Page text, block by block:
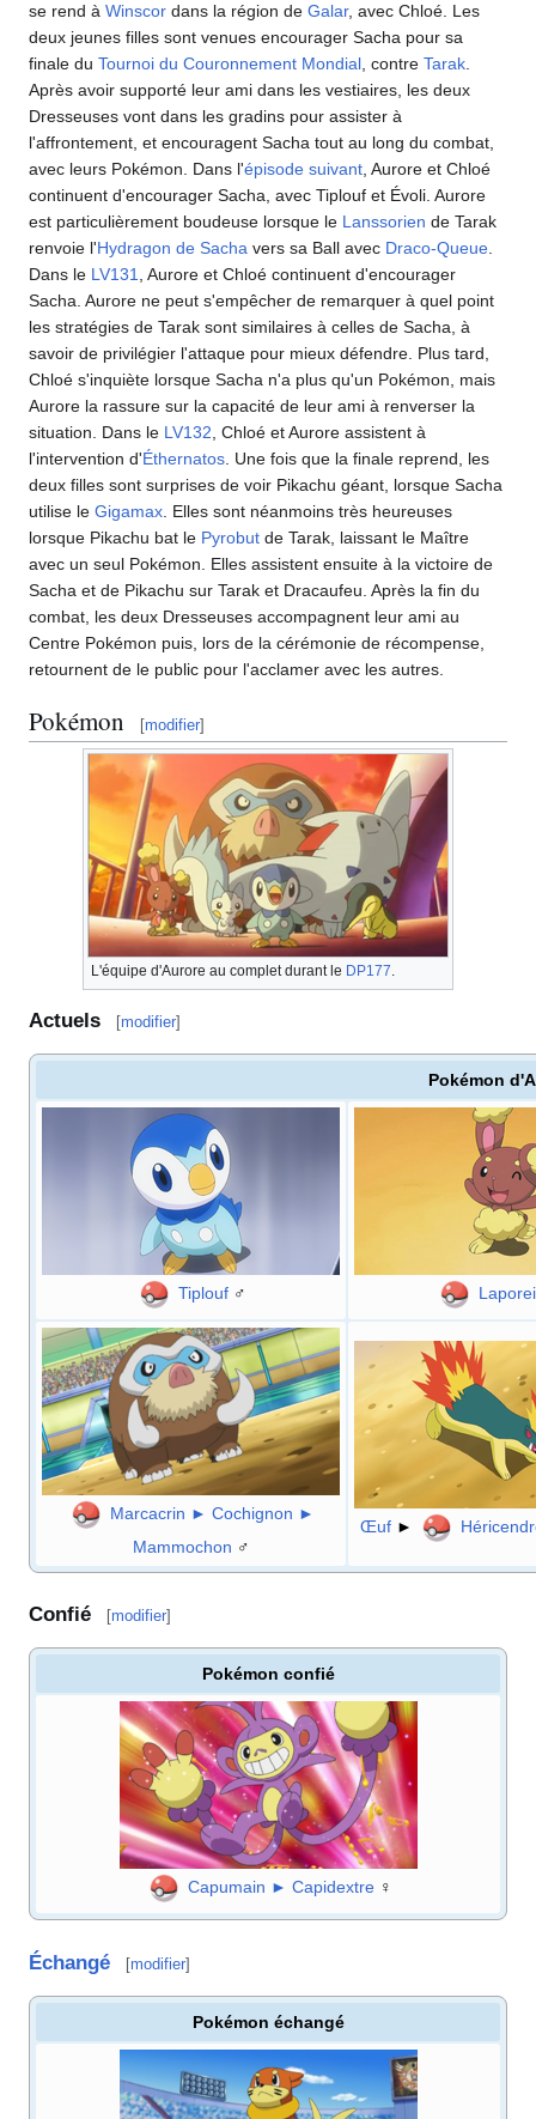
se rend à Winscor dans la région de Galar, avec Chloé. Les
deux jeunes filles sont venues encourager Sacha pour sa
finale du Tournoi du Couronnement Mondial , contre Tarak
Après avoir supporté leur ami dans les vestiaires, les deux
Dresseuses vont dans les gradins pour assister à
l'affrontement, et encouragent Sacha tout au long du combat,
avec leurs Pokémon. Dans l'épisode suivant , Aurore et Chloé
continuent d'encourager Sacha, avec Tiplouf et Évoli. Aurore
est particulièrement boudeuse lorsque le Lanssorien de Tarak
renvoie l'Hydragon de Sacha vers sa Ball avec Draco-Queue
Dans le LV131
, Aurore et Chloé continuent d'encourager
Sacha. Aurore ne peut s'empêcher de remarquer à quel point
les stratégies de Tarak sont similaires à celles de Sacha, à
savoir de privilégier l'attaque pour mieux défendre. Plus tard,
Chloé s'inquiète lorsque Sacha n'a plus qu'un Pokémon, mais
Aurore la rassure sur la capacité de leur ami à renverser la
situation. Dans le LV132 , Chloé et Aurore assistent à
l'intervention d'Éthernatos . Une fois que la finale reprend, les
deux filles sont surprises de voir Pikachu géant, lorsque Sacha
utilise le Gigamax . Elles sont néanmoins très heureuses
lorsque Pikachu bat le Pyrobut de Tarak, laissant le Maître
avec un seul Pokémon. Elles assistent ensuite à la victoire de
Sacha et de Pikachu sur Tarak et Dracaufeu. Après la fin du
combat, les deux Dresseuses accompagnent leur ami au
Centre Pokémon puis, lors de la cérémonie de récompense,
retournent de le public pour l'acclamer avec les autres.
Pokémon [modifier]
L'équipe d'Aurore au complet durant le DP177.
Actuels [modifier]
Pokémon
Tiplouf ♂
Marcacrin ► Cochignon ►
Mammochon ♂
Œuf ►
Confié [modifier]
Pokémon confié
Capumain ► Capidextre♀
Échangé [modifier]
Pokémon échangé